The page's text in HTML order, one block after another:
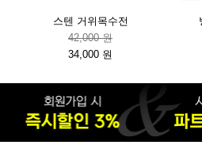
스텐 거위목수전
42,000 원
34,000 원